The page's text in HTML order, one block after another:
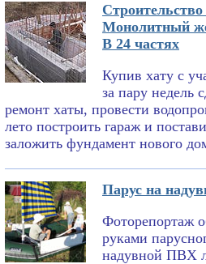
Монолитный
В 24 частях
Купив хату с
за пару недель
ремонт хаты, провести
лето построить гараж и
заложить фундамент нового
Парус на
Фоторепортаж
руками
надувной ПВХ